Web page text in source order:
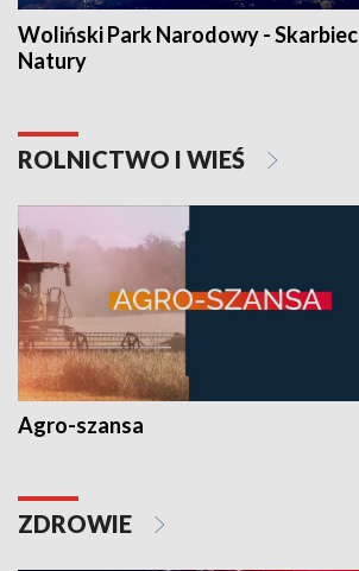
Woliński Park Narodowy - Skarbiec
Natury
ROLNICTWO I WIEŚ
Agro-szansa
ZDROWIE